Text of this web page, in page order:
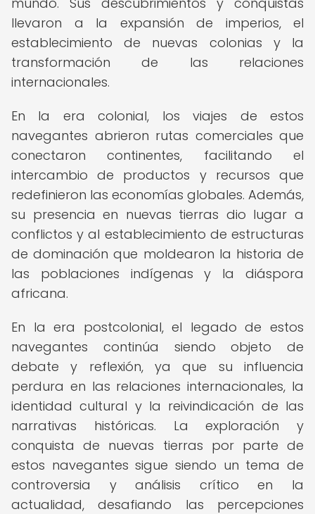
llevaron a la expansión de imperios, el
establecimiento de nuevas colonias y la
transformación de las relaciones
internacionales.
En la era colonial, los viajes de estos
navegantes abrieron rutas comerciales que
conectaron continentes, facilitando el
intercambio de productos y recursos que
redefinieron las economías globales. Además,
su presencia en nuevas tierras dio lugar a
conflictos y al establecimiento de estructuras
de dominación que moldearon la historia de
las poblaciones indígenas y la diáspora
africana.
En la era postcolonial, el legado de estos
navegantes continúa siendo objeto de
debate y reflexión, ya que su influencia
perdura en las relaciones internacionales, la
identidad cultural y la reivindicación de las
narrativas históricas. La exploración y
conquista de nuevas tierras por parte de
estos navegantes sigue siendo un tema de
controversia y análisis crítico en la
actualidad, desafiando las percepciones